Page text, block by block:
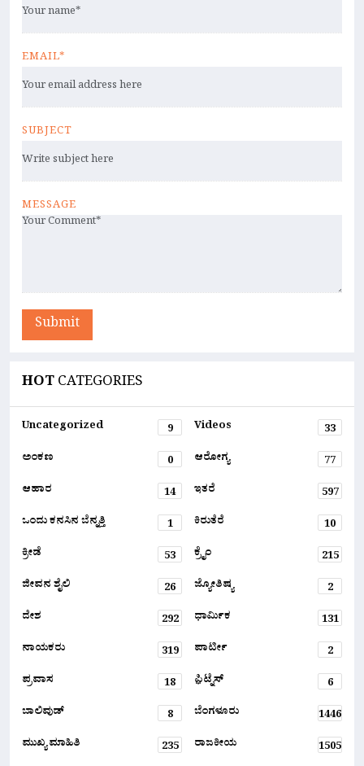
EMAIL*
SUBJECT
MESSAGE
Submit
HOTCATEGORIES
Uncategorized 9 Videos
33
ಅಂಕಣ
0 ಆರೋಗ್ಯ
77
ಆಹಾರ
14 ಇತರೆ
597
ಒಂದು ಕನಸಿನ ಬೆನ್ನತ್ತಿ
1 ಕಿರುತೆರೆ
10
ಕ್ರೀಡೆ
53 ಕ್ರೈಂ
215
ಜೀವನ ಶೈಲಿ
26 ಜ್ಯೋತಿಷ್ಯ
2
ದೇಶ
292 ಧಾರ್ಮಿಕ
131
ನಾಯಕರು
319 ಪಾರ್ಟೀ
2
ಪ್ರವಾಸ
18 ಫ಼ಿಟ್ನೆಸ್
6
ಬಾಲಿವುಡ್
8 ಬೆಂಗಳೂರು
1446
ಮುಖ್ಯ ಮಾಹಿತಿ
235 ರಾಜಕೀಯ
1505